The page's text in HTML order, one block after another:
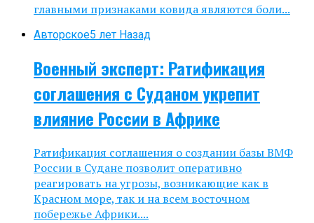
главными признаками ковида являются боли...
Авторское5 лет Назад
Военный эксперт: Ратификация
соглашения с Суданом укрепит
влияние России в Африке
Ратификация соглашения о создании базы ВМФ
России в Судане позволит оперативно
реагировать на угрозы, возникающие как в
Красном море, так и на всем восточном
побережье Африки....